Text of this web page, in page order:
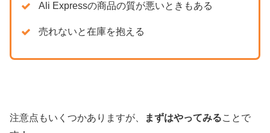
Ali Expressの商品の質が悪いときもある
売れないと在庫を抱える
注意点もいくつかありますが、 まずはやってみることで